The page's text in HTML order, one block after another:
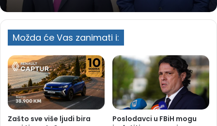
Možda će Vas zanimati i:
Zašto sve više ljudi bira
Poslodavci u FBiH mogu